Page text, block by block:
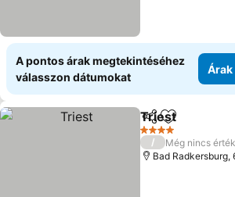
A pontos árak megtekintéséhez
válasszon dátumokat
Árak
MegosztásHozzáadás
Triest
4 Kategória
/
Még nincs
Bad Radkersburg,